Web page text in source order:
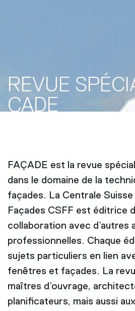
REVUE
ÇADE
FAÇADE est la revue
dans le domaine de la
façades. La Centrale
Façades CSFF est éditrice
collaboration avec d’autres
professionnelles. Chaque
sujets particuliers en lien
fenêtres et façades. La
maîtres d’ouvrage,
planificateurs, mais aussi